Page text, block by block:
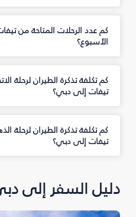
كم عدد الرحلات المتاحة من
الأسبوع؟
كم تكلفة تذكرة الطيران لرحلة
تيفات إلى دبي؟
كم تكلفة تذكرة الطيران لرحلة
تيفات إلى دبي؟
دليل السفر إلى